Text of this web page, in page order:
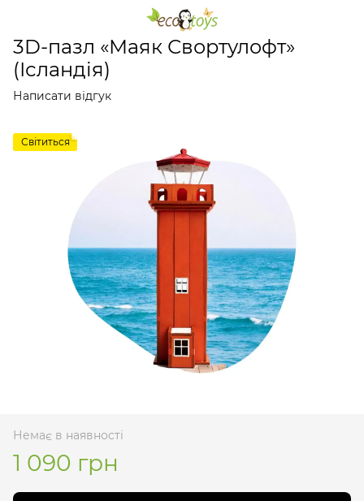
Дерев'яні конструктори Дерев'яні конструктори
3D-пазл «Маяк Свортулофт»
(Ісландія)
Написати відгук
Світиться
Немає в наявності
1 090 грн